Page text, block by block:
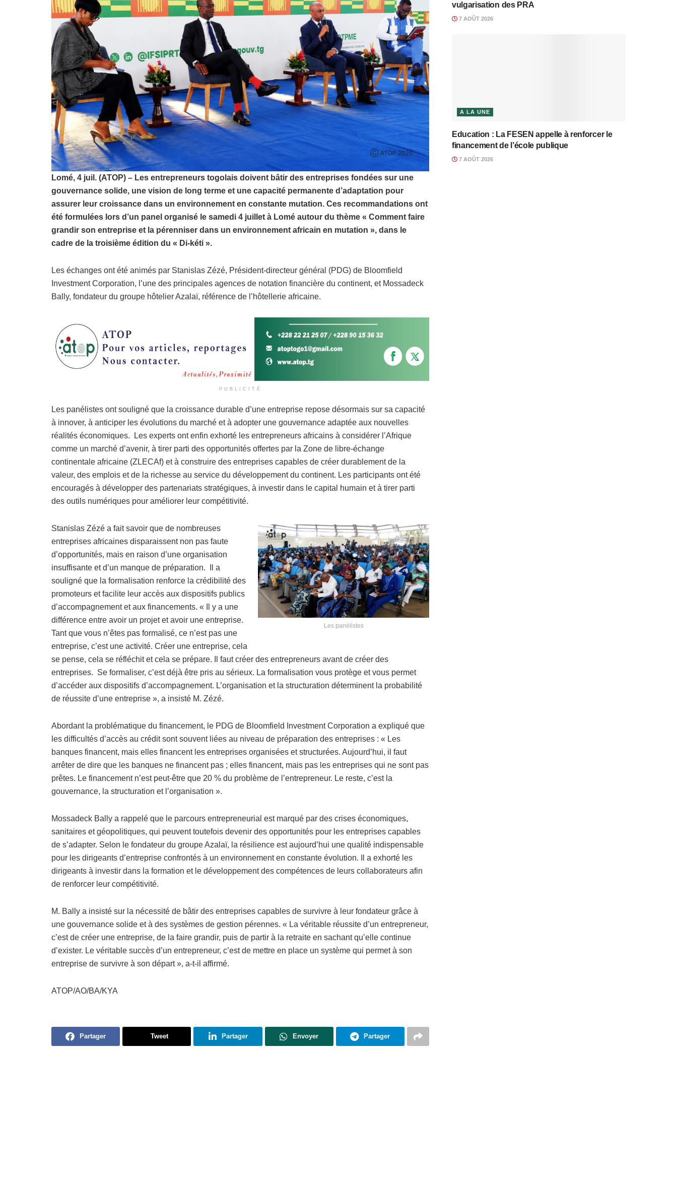
Lomé, 4 juil. (ATOP) – Les entrepreneurs togolais doivent bâtir des entreprises fondées sur une
gouvernance solide, une vision de long terme et une capacité permanente d’adaptation pour
assurer leur croissance dans un environnement en constante mutation. Ces recommandations ont
été formulées lors d’un panel organisé le samedi 4 juillet à Lomé autour du thème « Comment faire
grandir son entreprise et la pérenniser dans un environnement africain en mutation », dans le
cadre de la troisième édition du « Di-kéti ».
Les échanges ont été animés par Stanislas Zézé, Président-directeur général (PDG) de Bloomfield
Investment Corporation, l’une des principales agences de notation financière du continent, et Mossadeck
Bally, fondateur du groupe hôtelier Azalaï, référence de l’hôtellerie africaine.
PUBLICITÉ
Les panélistes ont souligné que la croissance durable d’une entreprise repose désormais sur sa capacité
à innover, à anticiper les évolutions du marché et à adopter une gouvernance adaptée aux nouvelles
réalités économiques. Les experts ont enfin exhorté les entrepreneurs africains à considérer l’Afrique
comme un marché d’avenir, à tirer parti des opportunités offertes par la Zone de libre-échange
continentale africaine (ZLECAf) et à construire des entreprises capables de créer durablement de la
valeur, des emplois et de la richesse au service du développement du continent. Les participants ont été
encouragés à développer des partenariats stratégiques, à investir dans le capital humain et à tirer parti
des outils numériques pour améliorer leur compétitivité.
Les panélistes
Stanislas Zézé a fait savoir que de nombreuses
entreprises africaines disparaissent non pas faute
d’opportunités, mais en raison d’une organisation
insuffisante et d’un manque de préparation. Il a
souligné que la formalisation renforce la crédibilité des
promoteurs et facilite leur accès aux dispositifs publics
d’accompagnement et aux financements. « Il y a une
différence entre avoir un projet et avoir une entreprise.
Tant que vous n’êtes pas formalisé, ce n’est pas une
entreprise, c’est une activité. Créer une entreprise, cela
se pense, cela se réfléchit et cela se prépare. Il faut créer des entrepreneurs avant de créer des
entreprises. Se formaliser, c’est déjà être pris au sérieux. La formalisation vous protège et vous permet
d’accéder aux dispositifs d’accompagnement. L’organisation et la structuration déterminent la probabilité
de réussite d’une entreprise », a insisté M. Zézé.
Abordant la problématique du financement, le PDG de Bloomfield Investment Corporation a expliqué que
les difficultés d’accès au crédit sont souvent liées au niveau de préparation des entreprises : « Les
banques financent, mais elles financent les entreprises organisées et structurées. Aujourd’hui, il faut
arrêter de dire que les banques ne financent pas ; elles financent, mais pas les entreprises qui ne sont pas
prêtes. Le financement n’est peut-être que 20 % du problème de l’entrepreneur. Le reste, c’est la
gouvernance, la structuration et l’organisation ».
Mossadeck Bally a rappelé que le parcours entrepreneurial est marqué par des crises économiques,
sanitaires et géopolitiques, qui peuvent toutefois devenir des opportunités pour les entreprises capables
de s’adapter. Selon le fondateur du groupe Azalaï, la résilience est aujourd’hui une qualité indispensable
pour les dirigeants d’entreprise confrontés à un environnement en constante évolution. Il a exhorté les
dirigeants à investir dans la formation et le développement des compétences de leurs collaborateurs afin
de renforcer leur compétitivité.
M. Bally a insisté sur la nécessité de bâtir des entreprises capables de survivre à leur fondateur grâce à
une gouvernance solide et à des systèmes de gestion pérennes. « La véritable réussite d’un entrepreneur,
c’est de créer une entreprise, de la faire grandir, puis de partir à la retraite en sachant qu’elle continue
d’exister. Le véritable succès d’un entrepreneur, c’est de mettre en place un système qui permet à son
entreprise de survivre à son départ », a-t-il affirmé.
ATOP/AO/BA/KYA
Partager Tweet Partager Envoyer Partager
vulgarisation des PRA
7 AOÛT 2026
A LA UNE
Education : La FESEN appelle à renforcer le
financement de l’école publique
7 AOÛT 2026